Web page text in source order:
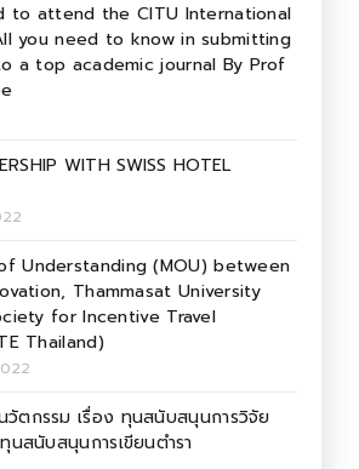
to attend the CITU International
you need to know in submitting
a top academic journal By Prof
WITH SWISS HOTEL
Understanding (MOU) between
Thammasat University
for Incentive Travel
Thailand)
วัตกรรม เรื่อง ทุนสนับสนุนการวิจัย
นสนับสนุนการเขียนตำรา